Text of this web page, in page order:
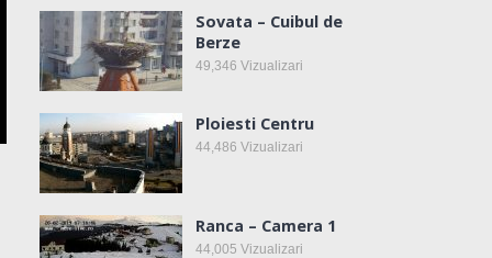
Sovata – Cuibul de
Berze
49,346 Vizualizari
Ploiesti Centru
44,486 Vizualizari
Ranca – Camera 1
44,005 Vizualizari